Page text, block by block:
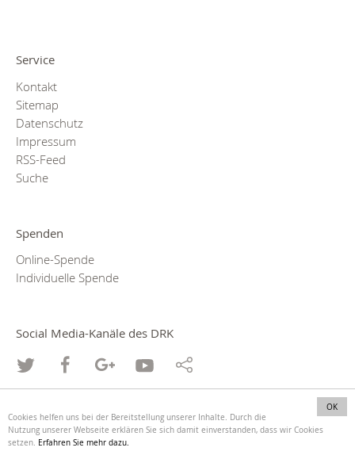
Service
Kontakt
Sitemap
Datenschutz
Impressum
RSS-Feed
Suche
Spenden
Online-Spende
Individuelle Spende
Social Media-Kanäle des DRK
OK
Cookies helfen uns bei der Bereitstellung unserer Inhalte. Durch die
Nutzung unserer Webseite erklären Sie sich damit einverstanden, dass wir Cookies
setzen. Erfahren Sie mehr dazu.